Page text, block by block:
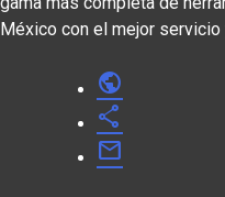
México con el mejor
public
share
mail